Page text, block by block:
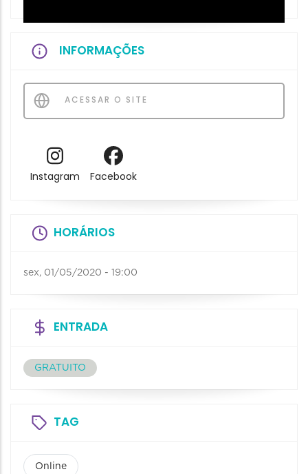
INFORMAÇÕES
ACESSAR O SITE
Instagram Facebook
HORÁRIOS
sex, 01/05/2020 - 19:00
ENTRADA
GRATUITO
TAG
Online